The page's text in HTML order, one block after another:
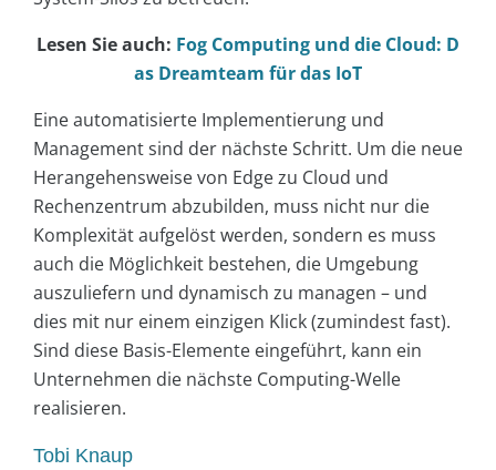
Lesen Sie auch: Fog Computing und die Cloud: D
as Dreamteam für das IoT
Eine automatisierte Implementierung und
Management sind der nächste Schritt. Um die neue
Herangehensweise von Edge zu Cloud und
Rechenzentrum abzubilden, muss nicht nur die
Komplexität aufgelöst werden, sondern es muss
auch die Möglichkeit bestehen, die Umgebung
auszuliefern und dynamisch zu managen – und
dies mit nur einem einzigen Klick (zumindest fast).
Sind diese Basis-Elemente eingeführt, kann ein
Unternehmen die nächste Computing-Welle
realisieren.
Tobi Knaup